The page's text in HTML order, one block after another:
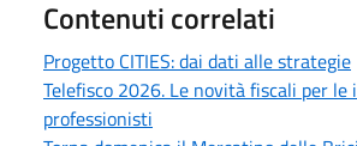
Contenuti correlati
Progetto CITIES: dai dati alle strategie
Telefisco 2026. Le novità fiscali per le
professionisti